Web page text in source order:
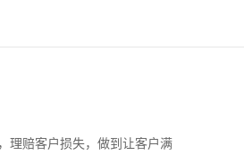
理赔客户损失，做到让客户满